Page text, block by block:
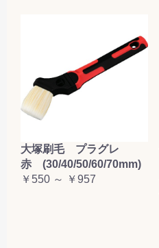
大塚刷毛 プラグレ
赤 (30/40/50/60/70mm)
￥550 ～ ￥957